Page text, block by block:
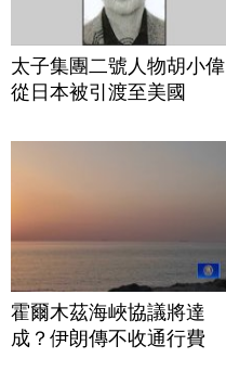
太子集團二號人物胡小偉
從日本被引渡至美國
霍爾木茲海峽協議將達
成？伊朗傳不收通行費